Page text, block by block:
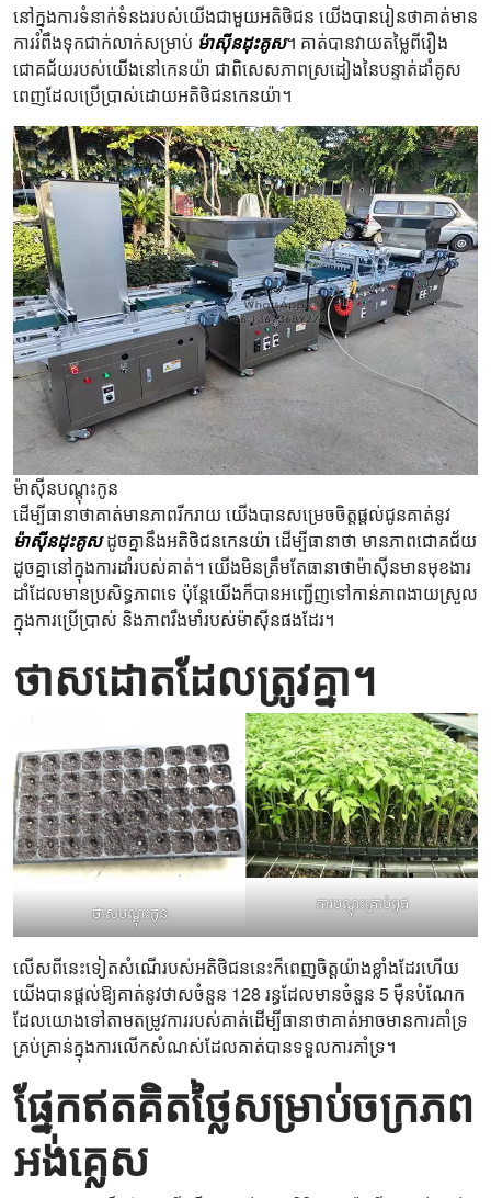
នៅក្នុងការទំនាក់ទំនងរបស់យើងជាមួយអតិថិជន យើងបានរៀនថាគាត់មាន
ការរំពឹងទុកជាក់លាក់សម្រាប់ ម៉ាស៊ីនដុះគូស។ គាត់បានវាយតម្លៃពីរឿង
ជោគជ័យរបស់យើងនៅកេនយ៉ា ជាពិសេសភាពស្រដៀងនៃបន្ទាត់ដាំគូស
ពេញដែលប្រើប្រាស់ដោយអតិថិជនកេនយ៉ា។
ម៉ាស៊ីនបណ្តុះកូន
ដើម្បីធានាថាគាត់មានភាពរីករាយ យើងបានសម្រេចចិត្តផ្តល់ជូនគាត់នូវ
ម៉ាស៊ីនដុះគូសដូចគ្នានឹងអតិថិជនកេនយ៉ា ដើម្បីធានាថា មានភាពជោគជ័យ
ដូចគ្នានៅក្នុងការដាំរបស់គាត់។ យើងមិនត្រឹមតែធានាថាម៉ាស៊ីនមានមុខងារ
ដាំដែលមានប្រសិទ្ធភាពទេ ប៉ុន្តែយើងក៏បានអញ្ជើញទៅកាន់ភាពងាយស្រួល
ក្នុងការប្រើប្រាស់ និងភាពរឹងមាំរបស់ម៉ាស៊ីនផងដែរ។
ថាសដោតដែលត្រូវគ្នា។
ថាសបណ្តុះកូន ការបណ្តុះគ្រាប់ពូជ
លើសពីនេះទៀតសំណើរបស់អតិថិជននេះក៏ពេញចិត្តយ៉ាងខ្លាំងដែរហើយ
យើងបានផ្តល់ឱ្យគាត់នូវថាសចំនួន 128 រន្ធដែលមានចំនួន 5 ម៉ឺនបំណែក
ដែលយោងទៅតាមតម្រូវការរបស់គាត់ដើម្បីធានាថាគាត់អាចមានការគាំទ្រ
គ្រប់គ្រាន់ក្នុងការលើកសំណស់ដែលគាត់បានទទួលការគាំទ្រ។
ផ្នែកឥតគិតថ្លៃសម្រាប់ចក្រភព
អង់គ្លេស